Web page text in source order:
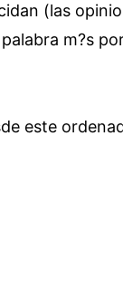
(las
m?s
este